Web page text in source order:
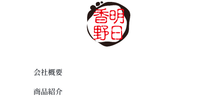
会社概要
商品紹介